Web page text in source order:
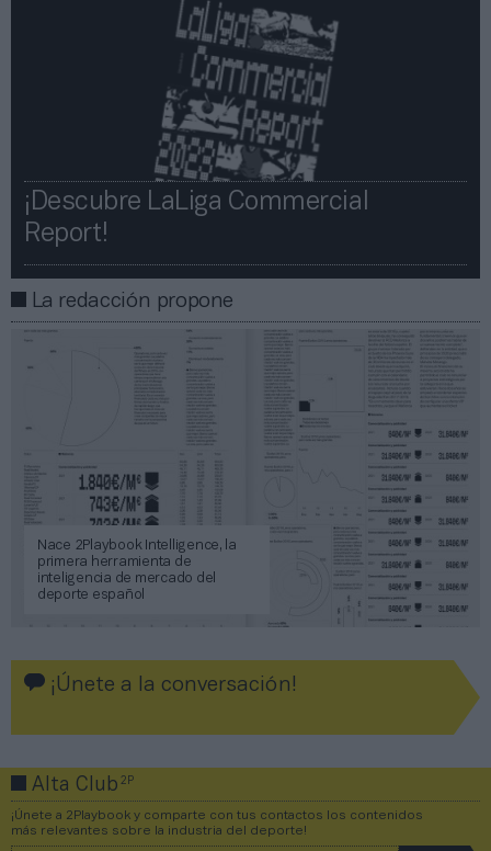
¡Descubre LaLiga Commercial
Report!​​
La redacción propone
Nace 2Playbook Intelligence, la
primera herramienta de
inteligencia de mercado del
deporte español
¡Únete a la conversación!
Alta Club2P
¡Únete a 2Playbook y comparte con tus contactos los contenidos
más relevantes sobre la industria del deporte!